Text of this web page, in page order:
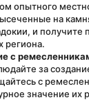
опытного
на
и получите
региона.
с
за
с
значение